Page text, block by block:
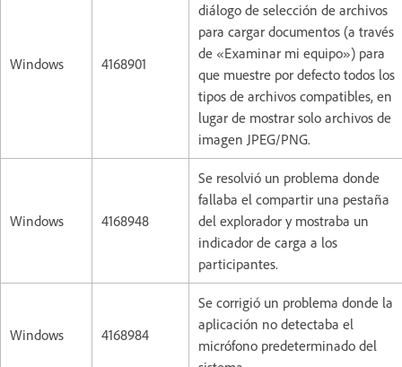
Windows 4168901
diálogo de selección de archivos
para cargar documentos (a través
de «Examinar mi equipo») para
que muestre por defecto todos los
tipos de archivos compatibles, en
lugar de mostrar solo archivos de
imagen JPEG/PNG.
Windows 4168948
Se resolvió un problema donde
fallaba el compartir una pestaña
del explorador y mostraba un
indicador de carga a los
participantes.
Windows 4168984
Se corrigió un problema donde la
aplicación no detectaba el
micrófono predeterminado del